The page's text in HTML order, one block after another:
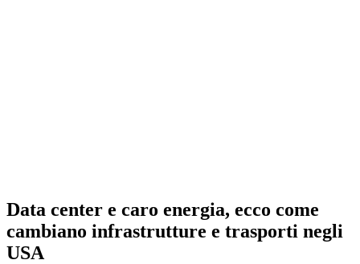
Data center e caro energia, ecco come
cambiano infrastrutture e trasporti negli
USA